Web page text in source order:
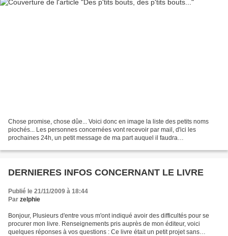
Chose promise, chose dûe... Voici donc en image la liste des petits noms
piochés... Les personnes concernées vont recevoir par mail, d'ici les
prochaines 24h, un petit message de ma part auquel il faudra
DERNIERES INFOS CONCERNANT LE LIVRE
Publié le 21/11/2009 à 18:44
Par zelphie
Bonjour, Plusieurs d'entre vous m'ont indiqué avoir des difficultés pour se
procurer mon livre. Renseignements pris auprès de mon éditeur, voici
quelques réponses à vos questions : Ce livre était un petit projet sans